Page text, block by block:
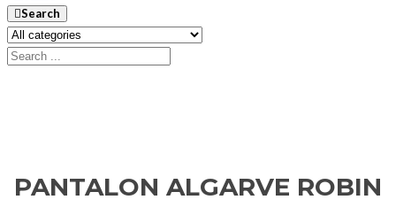
Search
PANTALON ALGARVE ROBIN